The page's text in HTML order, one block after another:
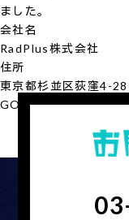
ました。
会社名
RadPlus株式会社
住所
東京都杉並区荻窪4-
GOOGLE MAP